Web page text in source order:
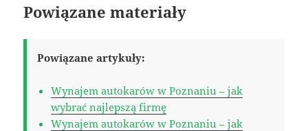
Powiązane materiały
Powiązane artykuły:
Wynajem autokarów w Poznaniu – jak
wybrać najlepszą firmę
Wynajem autokarów w Poznaniu – jak